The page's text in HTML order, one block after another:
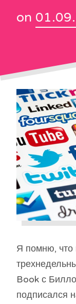
on
Я помню, что
Book с
подписался